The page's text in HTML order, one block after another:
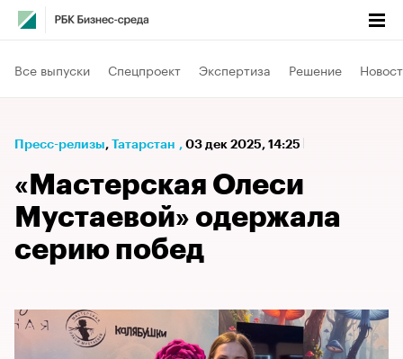
Все выпуски Спецпроект Экспертиза Решение
Пресс-релизы⁠, Татарстан , 03 дек 2025, 14:25
«Мастерская Олеси
Мустаевой» одержала
серию побед